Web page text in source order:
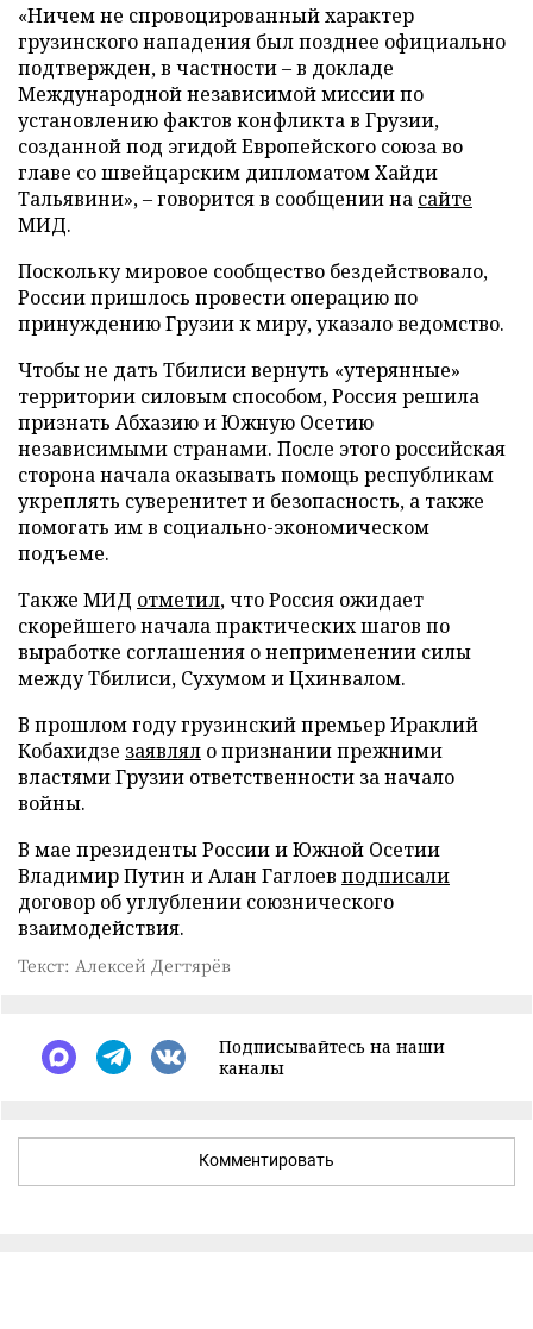
«Ничем не спровоцированный характер
грузинского нападения был позднее официально
подтвержден, в частности – в докладе
Международной независимой миссии по
установлению фактов конфликта в Грузии,
созданной под эгидой Европейского союза во
главе со швейцарским дипломатом Хайди
Тальявини», – говорится в сообщении на сайте
МИД.
Поскольку мировое сообщество бездействовало,
России пришлось провести операцию по
принуждению Грузии к миру, указало ведомство.
Чтобы не дать Тбилиси вернуть «утерянные»
территории силовым способом, Россия решила
признать Абхазию и Южную Осетию
независимыми странами. После этого российская
сторона начала оказывать помощь республикам
укреплять суверенитет и безопасность, а также
помогать им в социально-экономическом
подъеме.
Также МИД отметил, что Россия ожидает
скорейшего начала практических шагов по
выработке соглашения о неприменении силы
между Тбилиси, Сухумом и Цхинвалом.
В прошлом году грузинский премьер Ираклий
Кобахидзе заявлял о признании прежними
властями Грузии ответственности за начало
войны.
В мае президенты России и Южной Осетии
Владимир Путин и Алан Гаглоев подписали
договор об углублении союзнического
взаимодействия.
Текст: Алексей Дегтярёв
Подписывайтесь на наши
каналы
Комментировать